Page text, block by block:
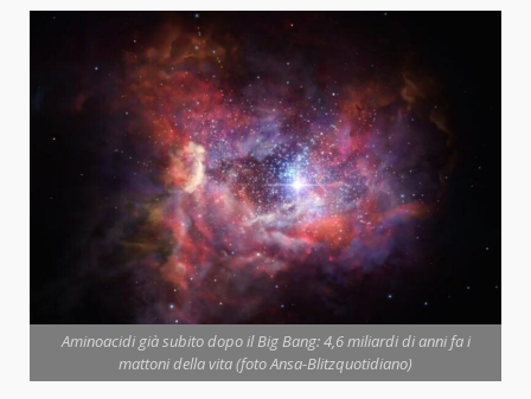
Aminoacidi già subito dopo il Big Bang: 4,6 miliardi di anni fa i
mattoni della vita (foto Ansa-Blitzquotidiano)